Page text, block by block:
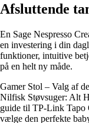
Afsluttende
En Sage Nespresso
en investering i din
funktioner, intuitive
på en helt ny måde.
Gamer Stol – Valg af
Nilfisk Støvsuger: Alt
guide til TP-Link Tapo
vælge den perfekte